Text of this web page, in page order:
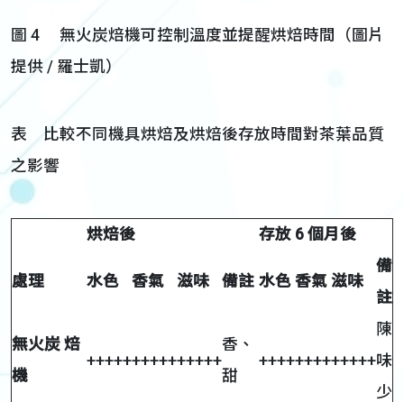
圖 4 無火炭焙機可控制溫度並提醒烘焙時間（圖片
提供 / 羅士凱）
表 比較不同機具烘焙及烘焙後存放時間對茶葉品質
之影響
烘焙後 存放 6 個月後
處理 水色 香氣 滋味 備註 水色 香氣 滋味
備
註
無火炭 焙
機
+++++++++++++++
香、
甜
+++++++++++++
陳
味
少